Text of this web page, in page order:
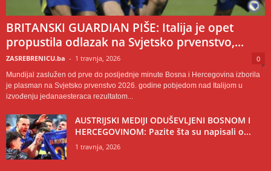
BRITANSKI GUARDIAN PIŠE: Italija je opet
propustila odlazak na Svjetsko prvenstvo,...
ZASREBRENICU.ba - 1 travnja, 2026 0
Mundijal zaslužen od prve do posljednje minute Bosna i Hercegovina izborila
je plasman na Svjetsko prvenstvo 2026. godine pobjedom nad Italijom u
izvođenju jedanaesteraca rezultatom...
AUSTRIJSKI MEDIJI ODUŠEVLJENI BOSNOM I
HERCEGOVINOM: Pazite šta su napisali o...
1 travnja, 2026